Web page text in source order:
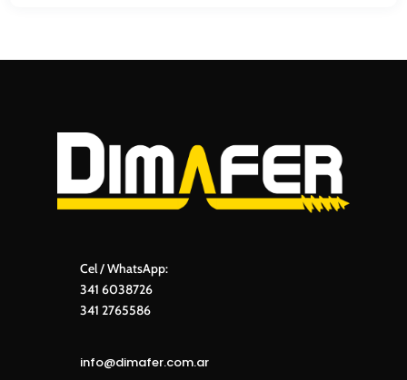
Cel / WhatsApp:
341 6038726
341 2765586
info@dimafer.com.ar